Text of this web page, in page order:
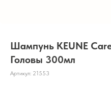
Шампунь KEUNE
Головы 300мл
Артикул: 21553